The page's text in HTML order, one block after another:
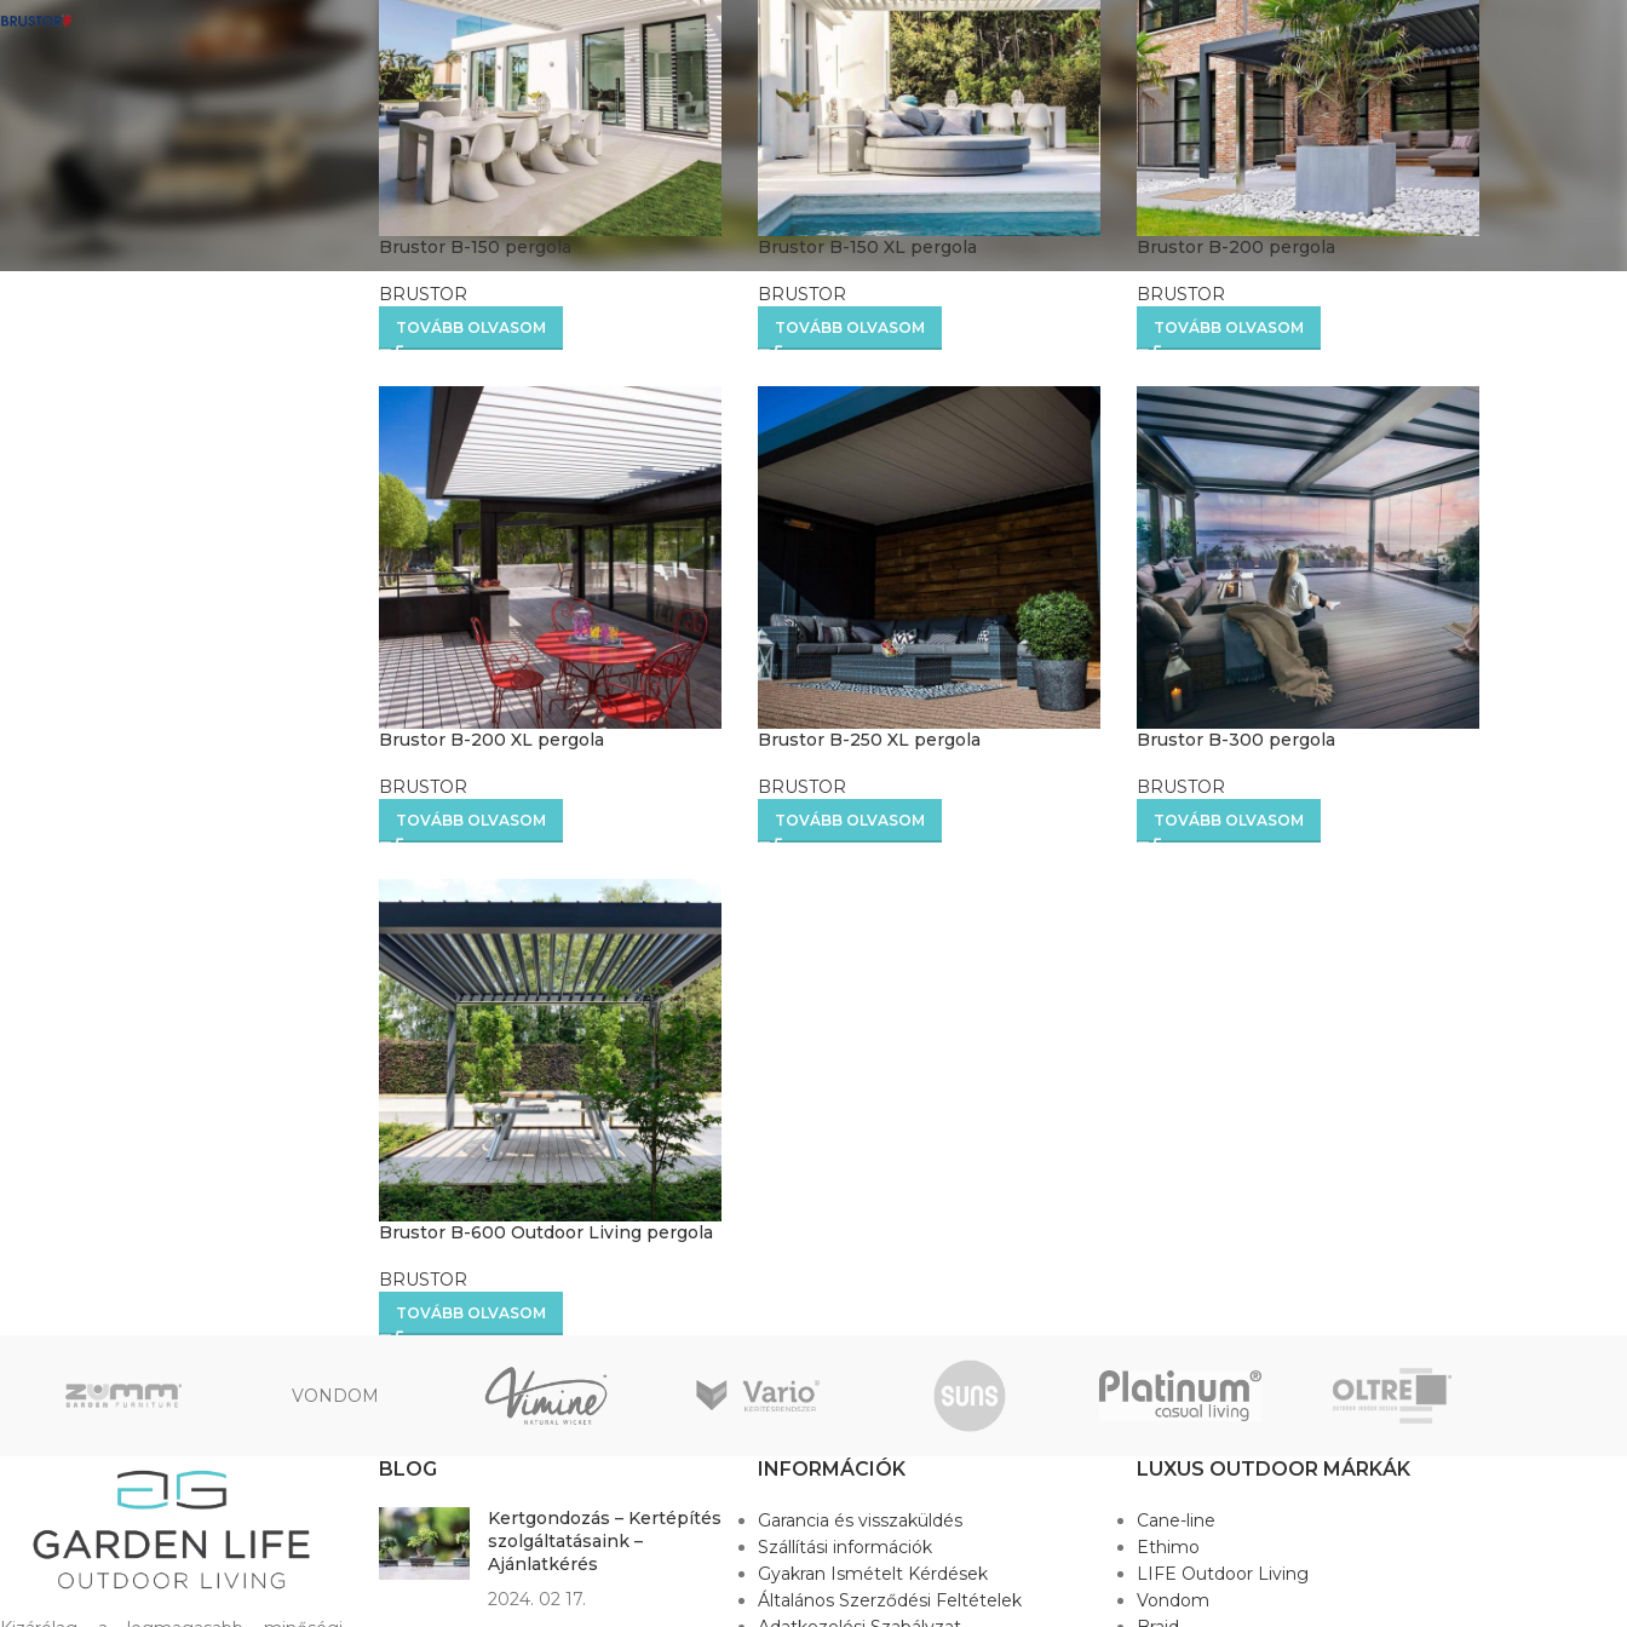
Brustor B-150 pergola
BRUSTOR
TOVÁBB OLVASOM
Brustor B-150 XL pergola
BRUSTOR
TOVÁBB OLVASOM
Brustor B-200 pergola
BRUSTOR
TOVÁBB OLVASOM
Brustor B-200 XL pergola
BRUSTOR
TOVÁBB OLVASOM
Brustor B-250 XL pergola
BRUSTOR
TOVÁBB OLVASOM
Brustor B-300 pergola
BRUSTOR
TOVÁBB OLVASOM
Brustor B-600 Outdoor Living pergola
BRUSTOR
TOVÁBB OLVASOM
VONDOM
BLOG
Kertgondozás – Kertépítés
szolgáltatásaink –
Ajánlatkérés
2024. 02 17.
INFORMÁCIÓK
Garancia és visszaküldés
Szállítási információk
Gyakran Ismételt Kérdések
Általános Szerződési Feltételek
LUXUS OUTDOOR MÁRKÁK
Cane-line
Ethimo
LIFE Outdoor Living
Vondom